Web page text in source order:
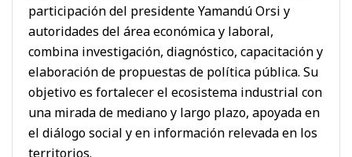
participación del presidente Yamandú Orsi y
autoridades del área económica y laboral,
combina investigación, diagnóstico, capacitación y
elaboración de propuestas de política pública. Su
objetivo es fortalecer el ecosistema industrial con
una mirada de mediano y largo plazo, apoyada en
el diálogo social y en información relevada en los
territorios.